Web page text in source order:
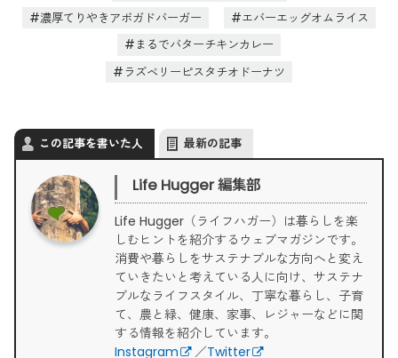
濃厚てりやきアボガドバーガー
エバーエッグオムライス
まるでバターチキンカレー
ラズベリーピスタチオドーナツ
この記事を書いた人 最新の記事
Life Hugger 編集部
Life Hugger（ライフハガー）は暮らしを楽
しむヒントを紹介するウェブマガジンです。
消費や暮らしをサステナブルな方向へと変え
ていきたいと考えている人に向け、サステナ
ブルなライフスタイル、丁寧な暮らし、子育
て、農と緑、健康、家事、レジャーなどに関
する情報を紹介しています。
Instagram
／Twitter